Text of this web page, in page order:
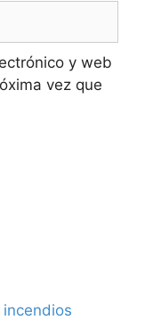
y web
vez que